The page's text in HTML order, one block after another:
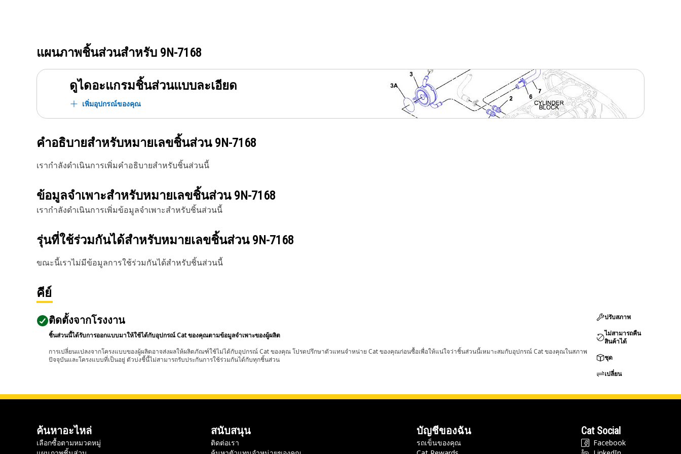
แผนภาพชิ้นส่วนสำหรับ 9N-7168
ดูไดอะแกรมชิ้นส่วนแบบละเอียด
เพิ่มอุปกรณ์ของคุณ
คำอธิบายสำหรับหมายเลขชิ้นส่วน 9N-7168
เรากำลังดำเนินการเพิ่มคำอธิบายสำหรับชิ้นส่วนนี้
ข้อมูลจำเพาะสำหรับหมายเลขชิ้นส่วน 9N-7168
เรากำลังดำเนินการเพิ่มข้อมูลจำเพาะสำหรับชิ้นส่วนนี้
รุ่นที่ใช้ร่วมกันได้สำหรับหมายเลขชิ้นส่วน 9N-7168
ขณะนี้เราไม่มีข้อมูลการใช้ร่วมกันได้สำหรับชิ้นส่วนนี้
คีย์
ติดตั้งจากโรงงาน
ชิ้นส่วนนี้ได้รับการออกแบบมาให้ใช้ได้กับอุปกรณ์ Cat ของคุณตามข้อมูลจำเพาะของผู้ผลิต
การเปลี่ยนแปลงจากโครงแบบของผู้ผลิตอาจส่งผลให้ผลิตภัณฑ์ใช้ไม่ได้กับอุปกรณ์ Cat ของคุณ โปรดปรึกษาตัวแทนจำหน่าย Cat ของคุณก่อนซื้อเพื่อให้แน่ใจว่าชิ้นส่วนนี้เหมาะสมกับอุปกรณ์ Cat ของคุณในสภาพ
ปัจจุบันและโครงแบบที่เป็นอยู่ ตัวบ่งชี้นี้ไม่สามารถรับประกันการใช้ร่วมกันได้กับทุกชิ้นส่วน
ปรับสภาพ
ไม่สามารถคืน
สินค้าได้
ชุด
เปลี่ยน
ค้นหาอะไหล่
เลือกซื้อตามหมวดหมู่
สนับสนุน
ติดต่อเรา
บัญชีของฉัน
รถเข็นของคุณ
Cat Social
Facebook